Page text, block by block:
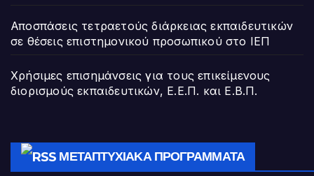
Αποσπάσεις τετραετούς διάρκειας εκπαιδευτικών
σε θέσεις επιστημονικού προσωπικού στο ΙΕΠ
Χρήσιμες επισημάνσεις για τους επικείμενους
διορισμούς εκπαιδευτικών, Ε.Ε.Π. και Ε.Β.Π.
ΜΕΤΑΠΤΥΧΙΑΚΆ ΠΡΟΓΡΆΜΜΑΤΑ